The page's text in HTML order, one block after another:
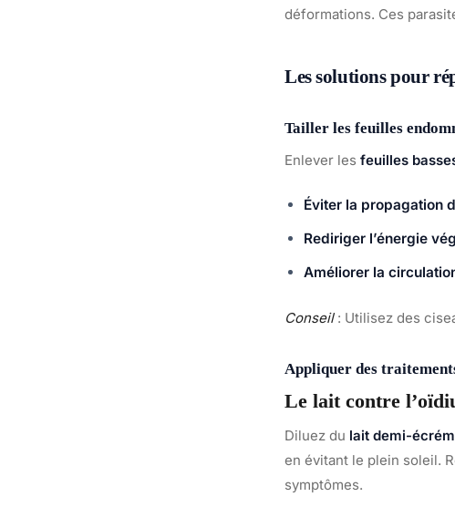
déformations. Ces
Les solutions pour
Tailler les feuilles
Enlever les feuilles
Éviter la propagation
Rediriger l’énergie
Améliorer la
Conseil: Utilisez des
Appliquer des
Le lait contre
Diluez du lait demi-
en évitant le plein soleil.
symptômes.